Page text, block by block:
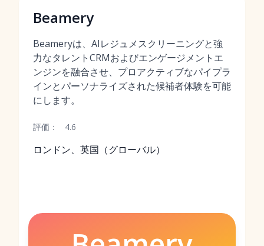
Beamery
Beameryは、AIレジュメスクリーニングと強
力なタレントCRMおよびエンゲージメントエ
ンジンを融合させ、プロアクティブなパイプラ
インとパーソナライズされた候補者体験を可能
にします。
評価： 4.6
ロンドン、英国（グローバル）